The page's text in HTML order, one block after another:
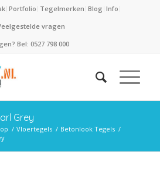
Portfolio Tegelmerken Blog Info
vragen
Bel: 0527 798 000
Grey
/ Vloertegels / Betonlook Tegels /